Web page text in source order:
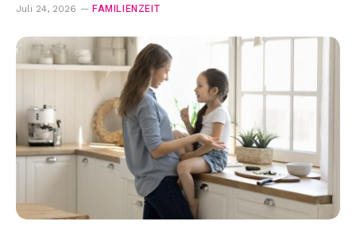
Juli 24, 2026 FAMILIENZEIT